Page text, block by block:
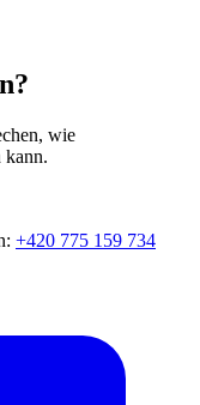
wie
+420 775 159 734